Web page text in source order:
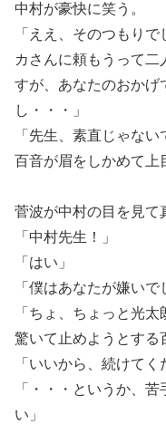
中村が豪快に笑う。
「ええ、そのつもり
カさんに頼もうって
すが、あなたのおかげ
し・・・」
「先生、素直じゃな
百音が眉をしかめて上
菅波が中村の目を見て
「中村先生！」
「はい」
「僕はあなたが嫌いで
「ちょ、ちょっと光太
驚いて止めようとする
「いいから、続けてく
「・・・というか、
い」